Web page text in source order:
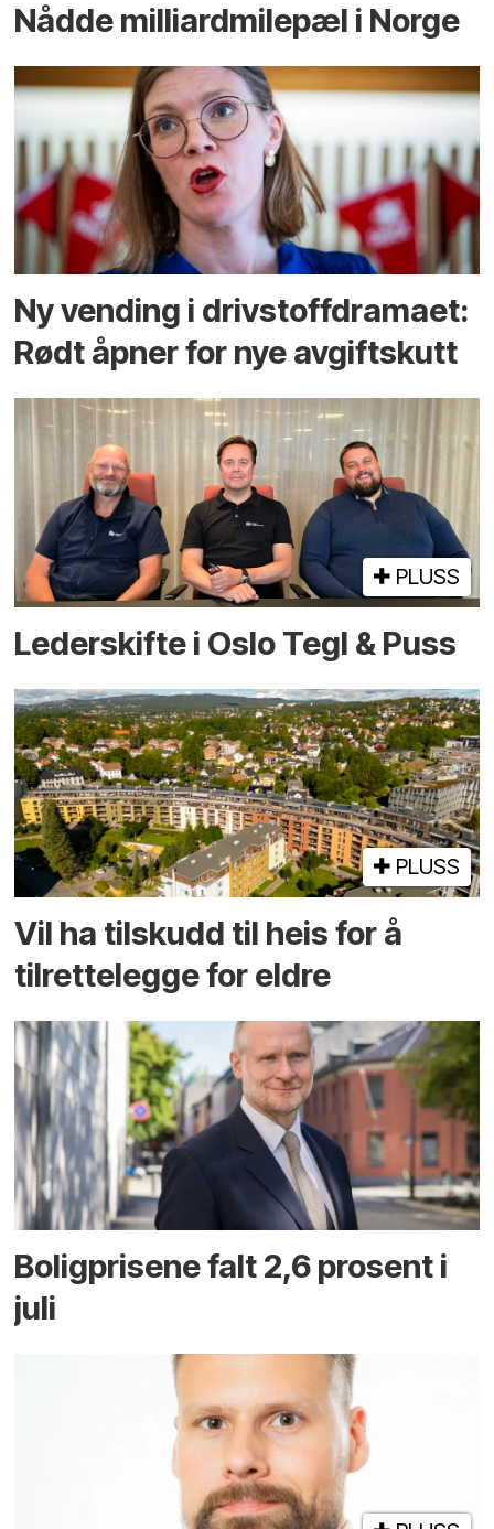
Nådde milliard­­milepæl i Norge
Ny vending i drivstoffdramaet:
Rødt åpner for nye avgiftskutt
PLUSS
Lederskifte i Oslo Tegl & Puss
PLUSS
Vil ha tilskudd til heis for å
tilrettelegge for eldre
Boligprisene falt 2,6 prosent i
juli